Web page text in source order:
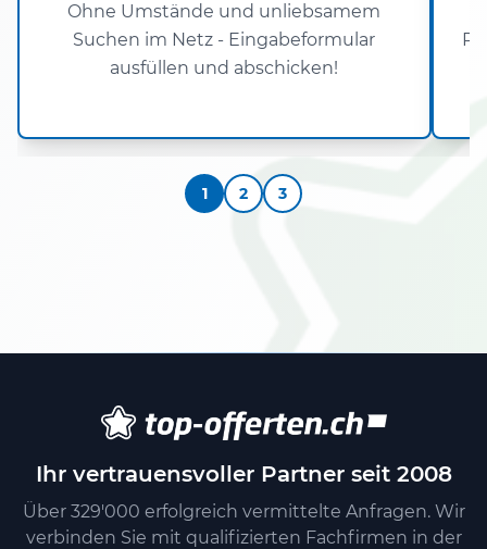
Ohne Umstände und unliebsamem
Suchen im Netz - Eingabeformular
ausfüllen und abschicken!
1 2 3
Ihr vertrauensvoller Partner seit 2008
Über 329'000 erfolgreich vermittelte Anfragen. Wir
verbinden Sie mit qualifizierten Fachfirmen in der